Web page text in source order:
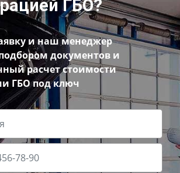
ГБО?
и наш менеджер
документов и
расчет стоимости
ГБО под ключ